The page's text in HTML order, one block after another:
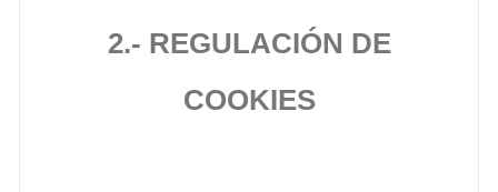
2.- REGULACIÓN DE
COOKIES